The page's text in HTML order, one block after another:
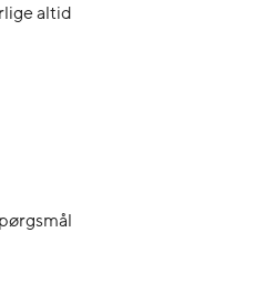
altid